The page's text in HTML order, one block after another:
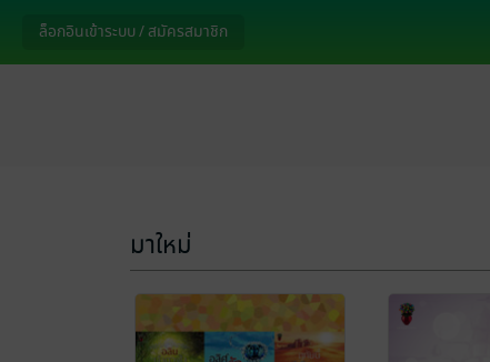
ล็อกอินเข้าระบบ / สมัครสมาชิก
มาใหม่